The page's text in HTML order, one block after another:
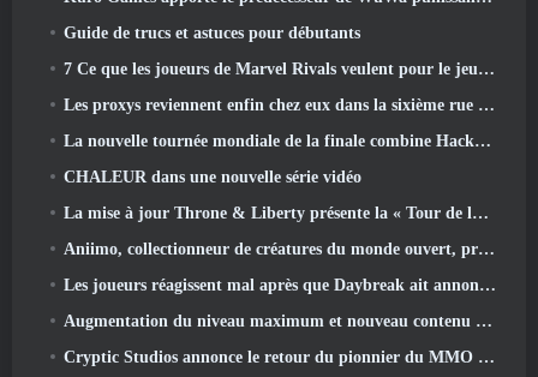
Guide de trucs et astuces pour débutants
7 Ce que les joueurs de Marvel Rivals veulent pour le jeu 2026
Les proxys reviennent enfin chez eux dans la sixième rue dans la version Zenless Zone Zero 2.6 Mise à jour
La nouvelle tournée mondiale de la finale combine Hackout et lasers orbitaux
CHALEUR dans une nouvelle série vidéo
La mise à jour Throne & Liberty présente la « Tour de la cupidité » générée aléatoirement
Aniimo, collectionneur de créatures du monde ouvert, prend les bonnes notes
Les joueurs réagissent mal après que Daybreak ait annoncé son intention de sauter les feuilles de route pour EverQuest et EQ2
Augmentation du niveau maximum et nouveau contenu révélé dans Phantasy Star Online 2: Flux de vagues de titres NGS
Cryptic Studios annonce le retour du pionnier du MMO Jack Emmert en tant que PDG